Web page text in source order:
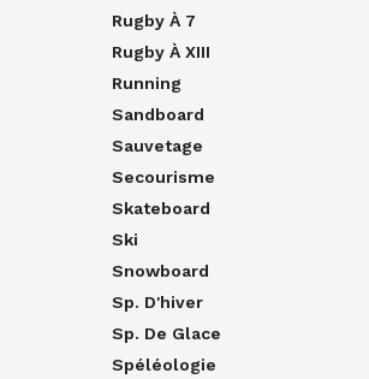
Rugby À 7
Rugby À XIII
Running
Sandboard
Sauvetage
Secourisme
Skateboard
Ski
Snowboard
Sp. D'hiver
Sp. De Glace
Spéléologie